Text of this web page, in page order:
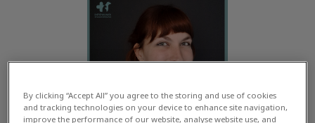
By clicking “Accept All” you agree to the storing and use of cookies
and tracking technologies on your device to enhance site navigation,
improve the performance of our website, analyse website use, and